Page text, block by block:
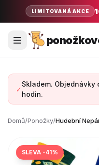
LIMITOVANÁ AKCE
✓
Skladem.
hodin.
Domů/Ponožky/Hudební
SLEVA -41%